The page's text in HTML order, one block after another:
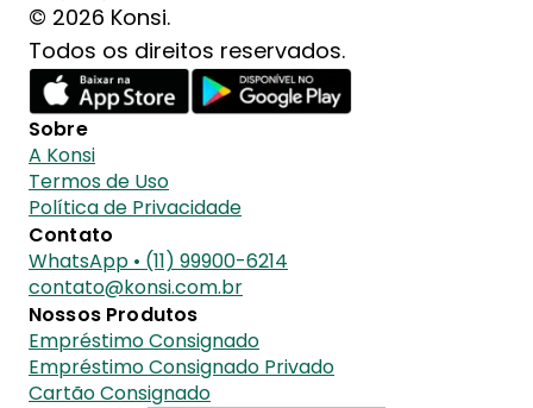
© 2026 Konsi.
Todos os direitos reservados.
Sobre
A Konsi
Termos de Uso
Política de Privacidade
Contato
WhatsApp • (11) 99900-6214
contato@konsi.com.br
Nossos Produtos
Empréstimo Consignado
Empréstimo Consignado Privado
Cartão Consignado